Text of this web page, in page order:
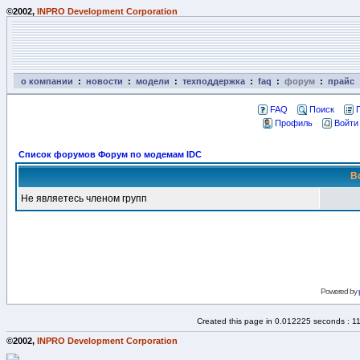
©2002, INPRO Development Corporation
о компании : новости : модели : техподдержка : faq : форум : прайс
FAQ Поиск
Профиль
Список форумов Форум по модемам IDC
Не являетесь членом групп
Powered by
Created this page in 0.012225 seconds :
©2002, INPRO Development Corporation